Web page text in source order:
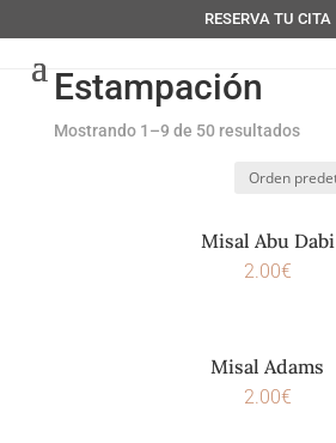
RESERVA TU CITA
Estampación
Mostrando 1–9 de 50 resultados
Misal Abu Dabi
2.00€
Misal Adams
2.00€